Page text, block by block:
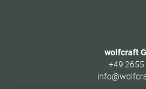
wolfcraft
+49 2655